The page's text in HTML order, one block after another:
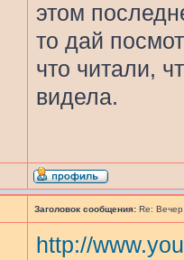
этом
то дай
что читали,
видела.
Заголовок сообщения: Re:
http://